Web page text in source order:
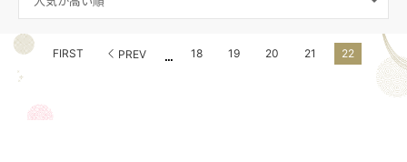
FIRST PREV ... 18 19 20 21 22